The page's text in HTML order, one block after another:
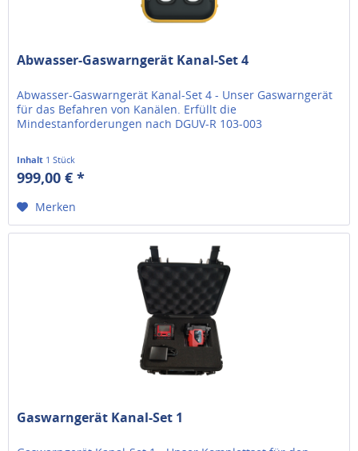
Abwasser-Gaswarngerät Kanal-Set 4
Abwasser-Gaswarngerät Kanal-Set 4 - Unser Gaswarngerät
für das Befahren von Kanälen. Erfüllt die
Mindestanforderungen nach DGUV-R 103-003
Inhalt 1 Stück
999,00 € *
Merken
Gaswarngerät Kanal-Set 1